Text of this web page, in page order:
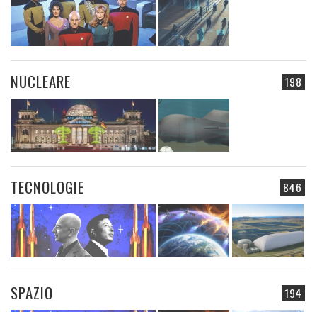
198
NUCLEARE
846
TECNOLOGIE
194
SPAZIO